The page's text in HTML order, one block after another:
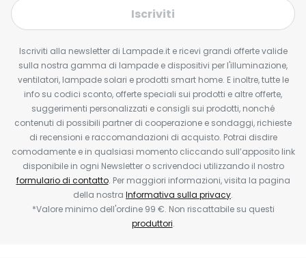
Iscriviti
Iscriviti alla newsletter di Lampade.it e ricevi grandi offerte valide
sulla nostra gamma di lampade e dispositivi per l'illuminazione,
ventilatori, lampade solari e prodotti smart home. E inoltre, tutte le
info su codici sconto, offerte speciali sui prodotti e altre offerte,
suggerimenti personalizzati e consigli sui prodotti, nonché
contenuti di possibili partner di cooperazione e sondaggi, richieste
di recensioni e raccomandazioni di acquisto. Potrai disdire
comodamente e in qualsiasi momento cliccando sull’apposito link
disponibile in ogni Newsletter o scrivendoci utilizzando il nostro
formulario di contatto. Per maggiori informazioni, visita la pagina
della nostra Informativa sulla privacy.
*Valore minimo dell'ordine 99 €. Non riscattabile su questi
produttori.